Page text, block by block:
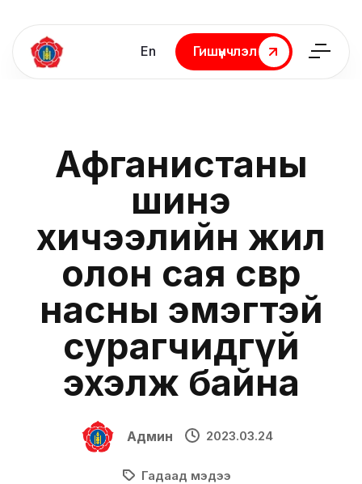
En
Гишүүнчлэл
Гишүүнчлэл
Афганистаны
шинэ
хичээлийн жил
олон сая өсвөр
насны эмэгтэй
сурагчидгүй
эхэлж байна
Админ 2023.03.24
Гадаад мэдээ